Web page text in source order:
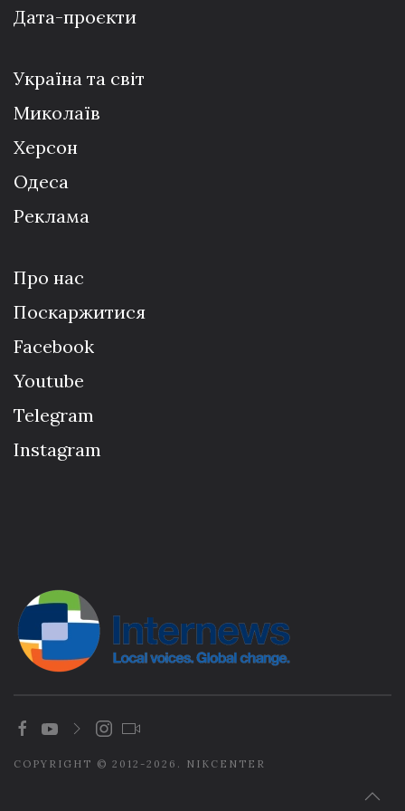
Дата-проєкти
Україна та світ
Миколаїв
Херсон
Одеса
Реклама
Про нас
Поскаржитися
Facebook
Youtube
Telegram
Instagram
COPYRIGHT © 2012-2026. NIKCENTER